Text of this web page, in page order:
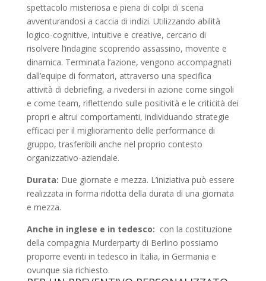
spettacolo misteriosa e piena di colpi di scena
avventurandosi a caccia di indizi. Utilizzando abilità
logico-cognitive, intuitive e creative, cercano di
risolvere l’indagine scoprendo assassino, movente e
dinamica. Terminata l’azione, vengono accompagnati
dall’equipe di formatori, attraverso una specifica
attività di debriefing, a rivedersi in azione come singoli
e come team, riflettendo sulle positività e le criticità dei
propri e altrui comportamenti, individuando strategie
efficaci per il miglioramento delle performance di
gruppo, trasferibili anche nel proprio contesto
organizzativo-aziendale.
Durata: Due giornate e mezza. L’iniziativa può essere
realizzata in forma ridotta della durata di una giornata
e mezza.
Anche in inglese e in tedesco: con la costituzione
della compagnia Murderparty di Berlino possiamo
proporre eventi in tedesco in Italia, in Germania e
ovunque sia richiesto.